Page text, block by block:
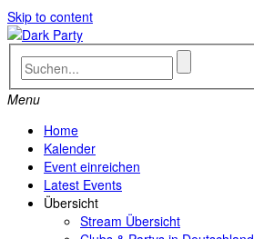
Skip to content
Menu
Home
Kalender
Event einreichen
Latest Events
Übersicht
Stream Übersicht